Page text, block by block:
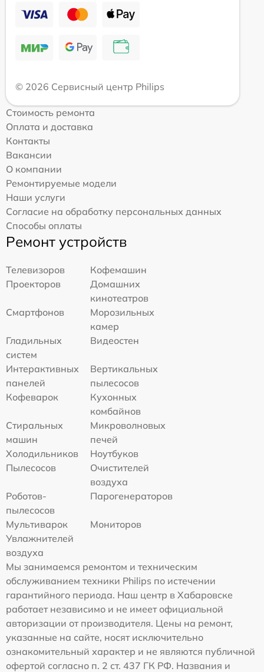
© 2026 Сервисный центр Philips
Стоимость ремонта
Оплата и доставка
Контакты
Вакансии
О компании
Ремонтируемые модели
Наши услуги
Согласие на обработку персональных данных
Способы оплаты
Ремонт устройств
Телевизоров
Кофемашин
Проекторов
Домашних
кинотеатров
Смартфонов
Морозильных
камер
Гладильных
систем
Видеостен
Интерактивных
панелей
Вертикальных
пылесосов
Кофеварок
Кухонных
комбайнов
Стиральных
машин
Микроволновых
печей
Холодильников
Ноутбуков
Пылесосов
Очистителей
воздуха
Роботов-
пылесосов
Парогенераторов
Мультиварок
Мониторов
Увлажнителей
воздуха
Мы занимаемся ремонтом и техническим
обслуживанием техники Philips по истечении
гарантийного периода. Наш центр в Хабаровске
работает независимо и не имеет официальной
авторизации от производителя. Цены на ремонт,
указанные на сайте, носят исключительно
ознакомительный характер и не являются публичной
офертой согласно п. 2 ст. 437 ГК РФ. Названия и